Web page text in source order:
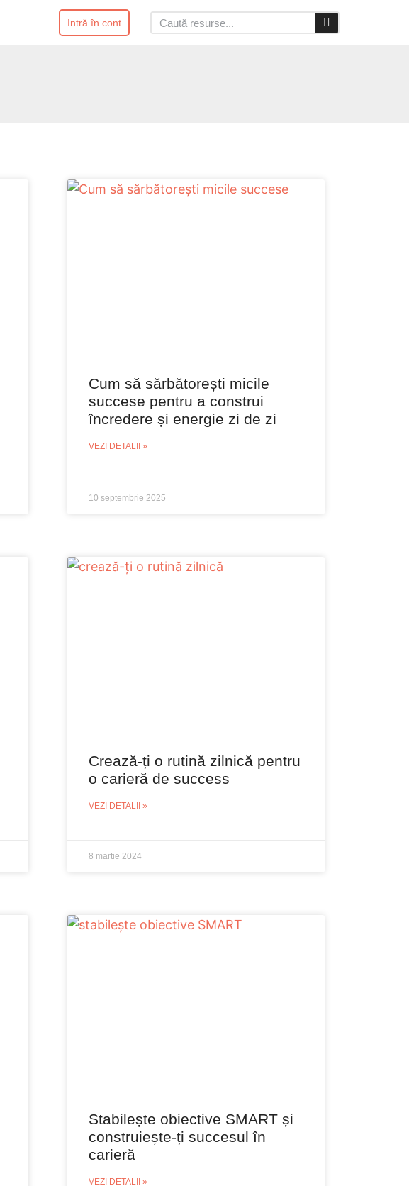
Intră în cont
Cum să sărbătorești micile
succese pentru a construi
încredere și energie zi de zi
VEZI DETALII »
10 septembrie 2025
Crează-ți o rutină zilnică pentru
o carieră de success
VEZI DETALII »
8 martie 2024
Stabilește obiective SMART și
construiește-ți succesul în
carieră
VEZI DETALII »